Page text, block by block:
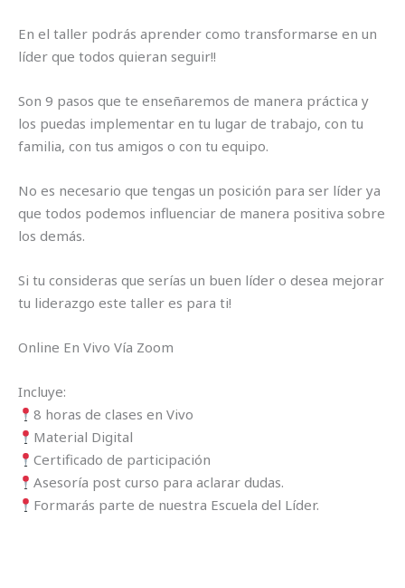
En el taller podrás aprender como transformarse en un
líder que todos quieran seguir!!
Son 9 pasos que te enseñaremos de manera práctica y
los puedas implementar en tu lugar de trabajo, con tu
familia, con tus amigos o con tu equipo.
No es necesario que tengas un posición para ser líder ya
que todos podemos influenciar de manera positiva sobre
los demás.
Si tu consideras que serías un buen líder o desea mejorar
tu liderazgo este taller es para ti!
Online En Vivo Vía Zoom
Incluye:
8 horas de clases en Vivo
Material Digital
Certificado de participación
Asesoría post curso para aclarar dudas.
Formarás parte de nuestra Escuela del Líder.